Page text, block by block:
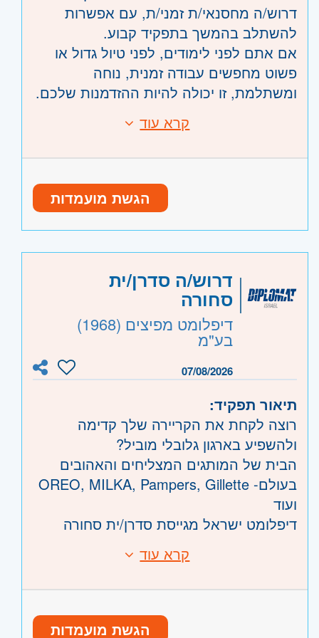
דרוש/ה מחסנאי/ת זמני/ת, עם אפשרות
להשתלב בהמשך בתפקיד קבוע.
אם אתם לפני לימודים, לפני טיול גדול או
פשוט מחפשים עבודה זמנית, נוחה
ומשתלמת, זו יכולה להיות ההזדמנות שלכם.
וממוחשב סביבת עבודה נעימה ומשפחתית
שלחו קורות חיים ונשמח להכיר!
ניסיון בעולמות הלוגיסטיקה- יתרון
משרה מלאה,משרה זמנית
אזור: מרכז- תל אביב, פתח תקווה, רמת גן
וגבעתיים, בקעת אונו וגבעת שמואל, חולון
ובת-ים, מודיעין, שוהם
שרון- רעננה, כפר סבא והוד השרון, ראש
העין, הרצליה ורמת השרון
קרא עוד
הגשת מועמדות
דרוש/ה סדרן/ית
סחורה
דיפלומט מפיצים (1968)
בע"מ
07/08/2026
תיאור תפקיד:
רוצה לקחת את הקריירה שלך קדימה
ולהשפיע בארגון גלובלי מוביל?
הבית של המותגים המצליחים והאהובים
בעולם- OREO, MILKA, Pampers, Gillette
ועוד
דיפלומט ישראל מגייסת סדרן/ית סחורה
דיפלומט ישראל, ההצלחה שלכם - האתגר
אחריות על הגדלת המכירות בחנות/יות
12 שנות לימוד - חובה.
ניסיון קודם כסדרן/ית מדף ברשת קמעונאית /
קרא עוד
הגשת מועמדות